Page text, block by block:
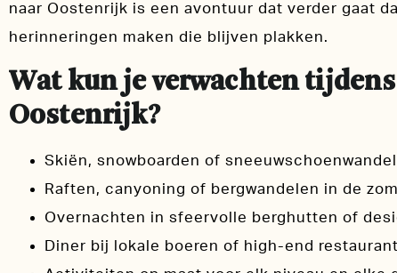
naar Oostenrijk is een avontuur dat verder gaat
herinneringen maken die blijven plakken.
Wat kun je verwachten
Oostenrijk?
Skiën, snowboarden of
Raften, canyoning of bergwandelen in de
Overnachten in sfeervolle berghutten of
Diner bij lokale boeren of high-end